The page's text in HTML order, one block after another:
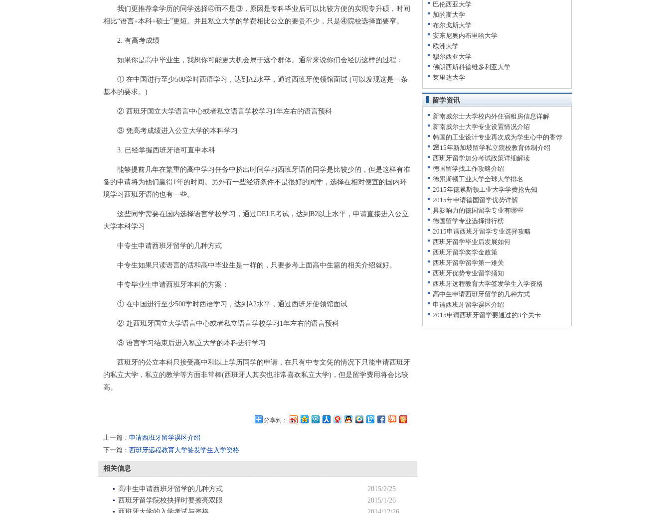
我们更推荐拿学历的同学选择④而不是③，原因是专科毕业后可以比较方便的实现专升硕，时间
相比“语言+本科+硕士”更短。并且私立大学的学费相比公立的要贵不少，只是④院校选择面要窄。
2. 有高考成绩
如果你是高中毕业生，我想你可能更大机会属于这个群体。通常来说你们会经历这样的过程：
① 在中国进行至少500学时西语学习，达到A2水平，通过西班牙使领馆面试 (可以发现这是一条
基本的要求。)
② 西班牙国立大学语言中心或者私立语言学校学习1年左右的语言预科
③ 凭高考成绩进入公立大学的本科学习
3. 已经掌握西班牙语可直申本科
能够提前几年在繁重的高中学习任务中挤出时间学习西班牙语的同学是比较少的，但是这样有准
备的申请将为他们赢得1年的时间。另外有一些经济条件不是很好的同学，选择在相对便宜的国内环
境学习西班牙语的也有一些。
这些同学需要在国内选择语言学校学习，通过DELE考试，达到B2以上水平，申请直接进入公立
大学本科学习
中专生申请西班牙留学的几种方式
中专生如果只读语言的话和高中毕业生是一样的，只要参考上面高中生篇的相关介绍就好。
中专毕业生申请西班牙本科的方案：
① 在中国进行至少500学时西语学习，达到A2水平，通过西班牙使领馆面试
② 赴西班牙国立大学语言中心或者私立语言学校学习1年左右的语言预科
③ 语言学习结束后进入私立大学的本科进行学习
西班牙的公立本科只接受高中和以上学历同学的申请，在只有中专文凭的情况下只能申请西班牙
的私立大学，私立的教学等方面非常棒(西班牙人其实也非常喜欢私立大学)，但是留学费用将会比较
高。
分享到：
上一篇： 申请西班牙留学误区介绍
下一篇： 西班牙远程教育大学签发学生入学资格
相关信息
2015/2/25
高中生申请西班牙留学的几种方式
2015/1/26
西班牙留学院校抉择时要擦亮双眼
巴伦西亚大学
加的斯大学
布尔戈斯大学
安东尼奥内布里哈大学
欧洲大学
穆尔西亚大学
佛朗西斯科德维多利亚大学
莱里达大学
留学资讯
新南威尔士大学校内外住宿租房信息详解
新南威尔士大学专业设置情况介绍
韩国的工业设计专业再次成为学生心中的香饽
饽
2015年新加坡留学私立院校教育体制介绍
西班牙留学加分考试政策详细解读
德国留学找工作攻略介绍
德累斯顿工业大学全球大学排名
2015年德累斯顿工业大学学费抢先知
2015年申请德国留学优势详解
具影响力的德国留学专业有哪些
德国留学专业选择排行榜
2015申请西班牙留学专业选择攻略
西班牙留学毕业后发展如何
西班牙留学奖学金政策
西班牙留学留学第一难关
西班牙优势专业留学须知
西班牙远程教育大学签发学生入学资格
高中生申请西班牙留学的几种方式
申请西班牙留学误区介绍
2015申请西班牙留学要通过的3个关卡